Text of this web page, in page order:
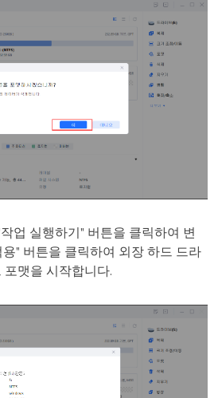
업 실행하기" 버튼을 클릭하여 변
" 버튼을 클릭하여 외장 하드 드라
포맷을 시작합니다.